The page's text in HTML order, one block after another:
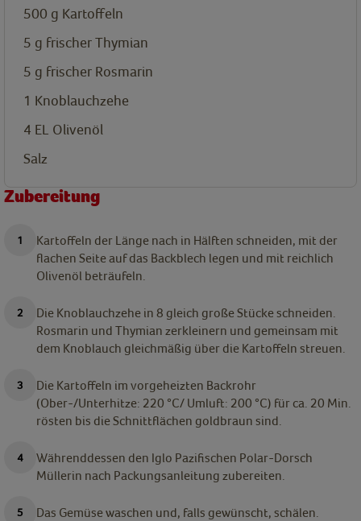
500 g Kartoffeln
5 g frischer Thymian
5 g frischer Rosmarin
1 Knoblauchzehe
4 EL Olivenöl
Salz
Zubereitung
Kartoffeln der Länge nach in Hälften schneiden, mit der
flachen Seite auf das Backblech legen und mit reichlich
Olivenöl beträufeln.
Die Knoblauchzehe in 8 gleich große Stücke schneiden.
Rosmarin und Thymian zerkleinern und gemeinsam mit
dem Knoblauch gleichmäßig über die Kartoffeln streuen.
Die Kartoffeln im vorgeheizten Backrohr
(Ober-/Unterhitze: 220 °C/ Umluft: 200 °C) für ca. 20 Min.
rösten bis die Schnittflächen goldbraun sind.
Währenddessen den Iglo Pazifischen Polar-Dorsch
Müllerin nach Packungsanleitung zubereiten.
Das Gemüse waschen und, falls gewünscht, schälen.